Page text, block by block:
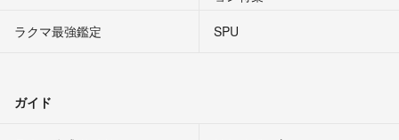
ラクマ最強鑑定
SPU
ガイド